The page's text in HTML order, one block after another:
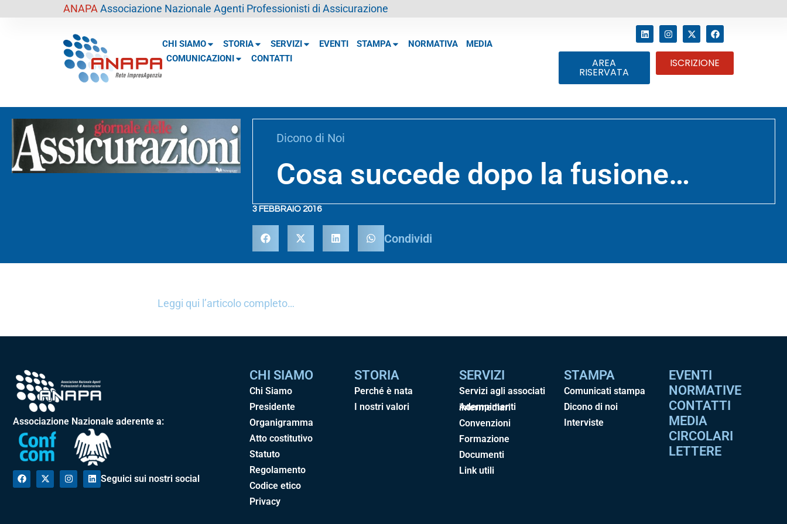
ANAPA Associazione Nazionale Agenti Professionisti di Assicurazione
CHI SIAMO STORIA SERVIZI EVENTI STAMPA NORMATIVA
MEDIA
COMUNICAZIONI
CONTATTI AREA
RISERVATA
ISCRIZIONE
Dicono di Noi
Cosa succede dopo la fusione…
3 FEBBRAIO 2016
Condividi
Leggi qui l’articolo completo…
Associazione Nazionale aderente a:
Seguici sui nostri social
CHI SIAMO
Chi Siamo
Presidente
Organigramma
Atto costitutivo
Statuto
Regolamento
Codice etico
Privacy
STORIA
Perché è nata
I nostri valori
SERVIZI
Servizi agli associati
Adempimenti intermediari
Convenzioni
Formazione
Documenti
Link utili
STAMPA
Comunicati stampa
Dicono di noi
Interviste
EVENTI
NORMATIVE
CONTATTI
MEDIA
CIRCOLARI
LETTERE